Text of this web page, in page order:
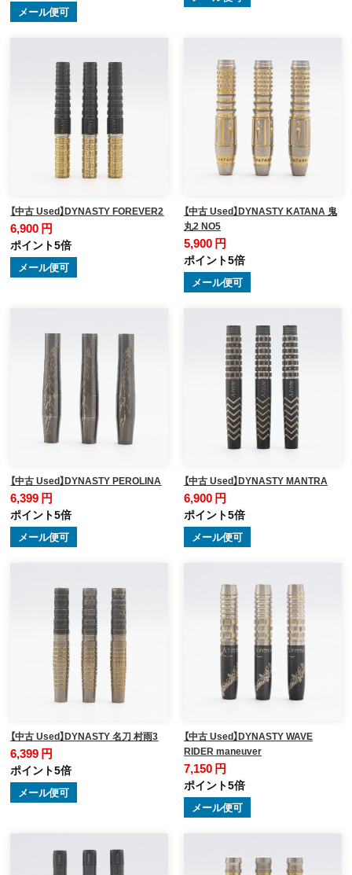
メール便可
【中古 Used】DYNASTY FOREVER2
6,900 円
ポイント5倍
メール便可
【中古 Used】DYNASTY KATANA 鬼
丸2 NO5
5,900 円
ポイント5倍
メール便可
【中古 Used】DYNASTY PEROLINA
6,399 円
ポイント5倍
メール便可
【中古 Used】DYNASTY MANTRA
6,900 円
ポイント5倍
メール便可
【中古 Used】DYNASTY 名刀 村雨3
6,399 円
ポイント5倍
メール便可
【中古 Used】DYNASTY WAVE
RIDER maneuver
7,150 円
ポイント5倍
メール便可